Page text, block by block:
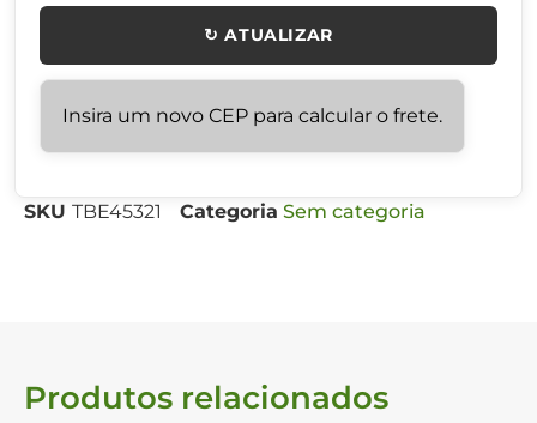
↻ ATUALIZAR
Insira um novo CEP para calcular o frete.
SKU TBE45321 Categoria Sem categoria
Produtos relacionados